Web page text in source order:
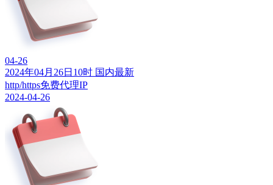
04-26
2024年04月26日10时 国内最新
http/https免费代理IP
2024-04-26